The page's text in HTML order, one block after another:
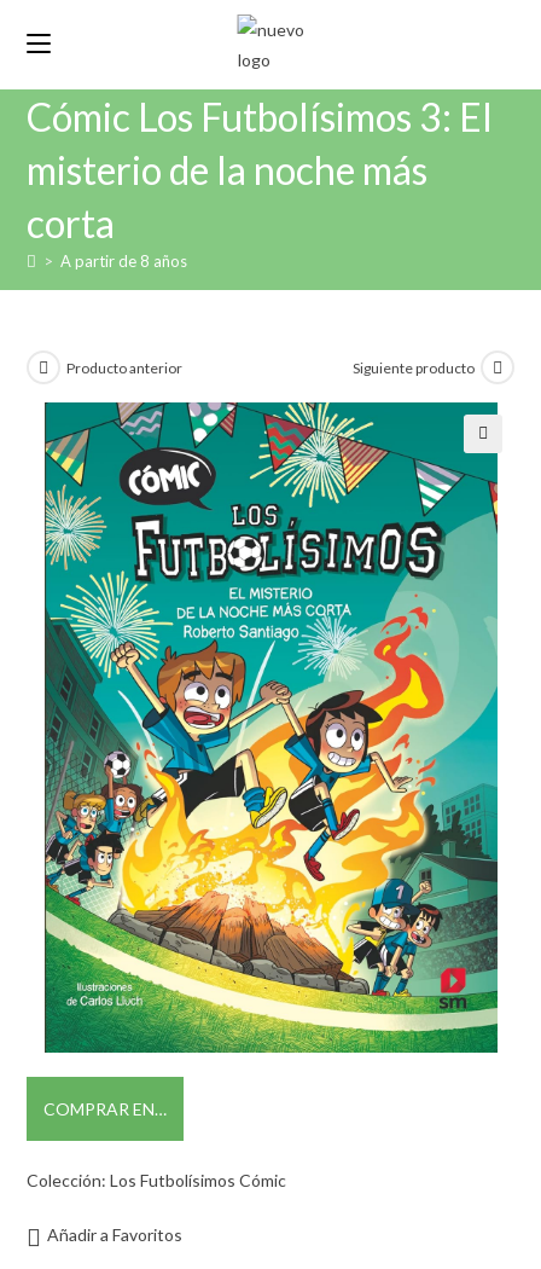
Cómic Los Futbolísimos 3: El
misterio de la noche más
corta
> A partir de 8 años
Producto anterior Siguiente producto
COMPRAR EN…
Colección: Los Futbolísimos Cómic
Añadir a Favoritos